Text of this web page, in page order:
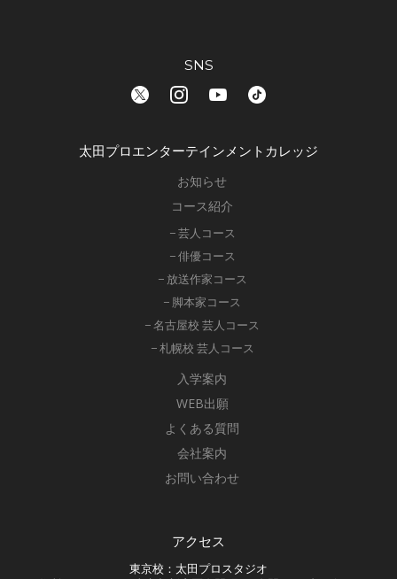
SNS
太田プロエンターテインメントカレッジ
お知らせ
コース紹介
− 芸人コース
− 俳優コース
− 放送作家コース
− 脚本家コース
− 名古屋校 芸人コース
− 札幌校 芸人コース
入学案内
WEB出願
よくある質問
会社案内
お問い合わせ
アクセス
東京校：太田プロスタジオ